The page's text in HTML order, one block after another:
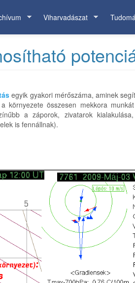
Viharvadászat
egyik gyakori mérőszáma, aminek
környezete összesen mekkora
a záporok, zivatarok
is fennállnak).